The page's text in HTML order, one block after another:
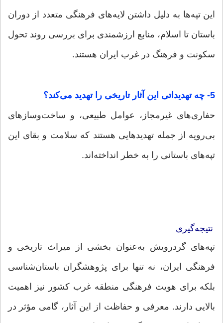
این تپه‌ها به دلیل داشتن لایه‌های فرهنگی متعدد از دوران
باستان تا اسلام، منابع ارزشمندی برای بررسی روند تحول
سکونت و فرهنگ در غرب ایران هستند.
5- چه تهدیداتی این آثار تاریخی را تهدید می‌کند؟
حفاری‌های غیرمجاز، عوامل طبیعی، و ساخت‌وسازهای
بی‌رویه از جمله تهدیدهایی هستند که سلامت و بقای این
تپه‌های باستانی را به خطر انداخته‌اند.
نتیجه‌گیری
تپه‌های گردرویش به‌عنوان بخشی از میراث تاریخی و
فرهنگی ایران، نه تنها برای پژوهشگران باستان‌شناسی
بلکه برای هویت فرهنگی منطقه غرب کشور نیز اهمیت
بالایی دارند. معرفی و حفاظت از این آثار، گامی مؤثر در